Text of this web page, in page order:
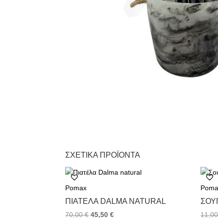
ΣΧΕΤΙΚΆ ΠΡΟΪΌΝΤΑ
Pomax
ΠΙΑΤΈΛΑ DALMA NATURAL
70,00€ 45,50€